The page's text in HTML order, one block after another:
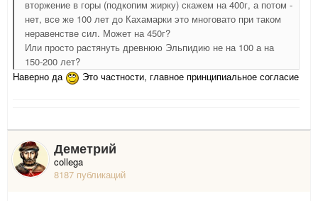
вторжение в горы (подкопим жирку) скажем на 400г, а потом -
нет, все же 100 лет до Кахамарки это многовато при таком
неравенстве сил. Может на 450г?
Или просто растянуть древнюю Эльпидию не на 100 а на
150-200 лет?
Наверно да
Это частности, главное принципиальное согласие
Деметрий
collega
8187 публикаций